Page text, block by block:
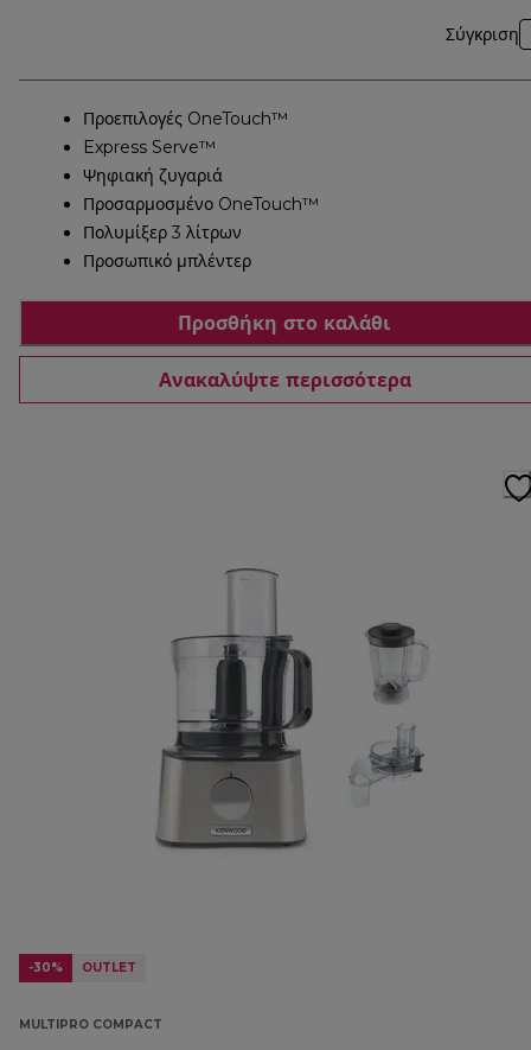
Σύγκριση
Προεπιλογές OneTouch™
Express Serve™
Ψηφιακή ζυγαριά
Προσαρμοσμένο OneTouch™
Πολυμίξερ 3 λίτρων
Προσωπικό μπλέντερ
Προσθήκη στο καλάθι
Ανακαλύψτε περισσότερα
-30% OUTLET
MULTIPRO COMPACT